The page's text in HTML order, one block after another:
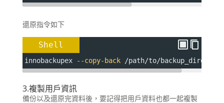
還原指令如下
Shell
innobackupex --copy-back /path/to/backup_directory
3.複製用戶資訊
備份以及還原完資料後，要記得把用戶資料也都一起複製